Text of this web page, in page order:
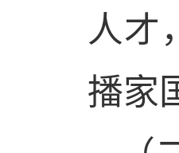
人才
播家